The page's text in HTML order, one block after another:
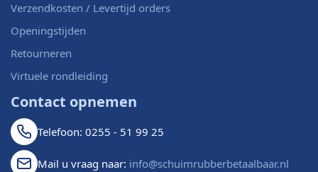
Verzendkosten / Levertijd orders
Openingstijden
Retourneren
Virtuele rondleiding
Contact opnemen
Telefoon: 0255 - 51 99 25
Mail u vraag naar: info@schuimrubberbetaalbaar.nl